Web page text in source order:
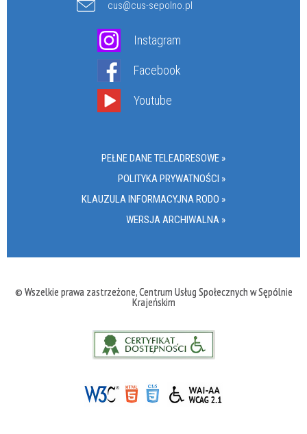
cus@cus-sepolno.pl
Instagram
Facebook
Youtube
PEŁNE DANE TELEADRESOWE »
POLITYKA PRYWATNOŚCI »
KLAUZULA INFORMACYJNA RODO »
WERSJA ARCHIWALNA »
© Wszelkie prawa zastrzeżone, Centrum Usług Społecznych w Sępólnie
Krajeńskim